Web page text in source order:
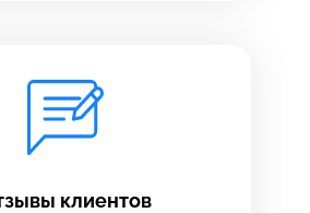
клиентов